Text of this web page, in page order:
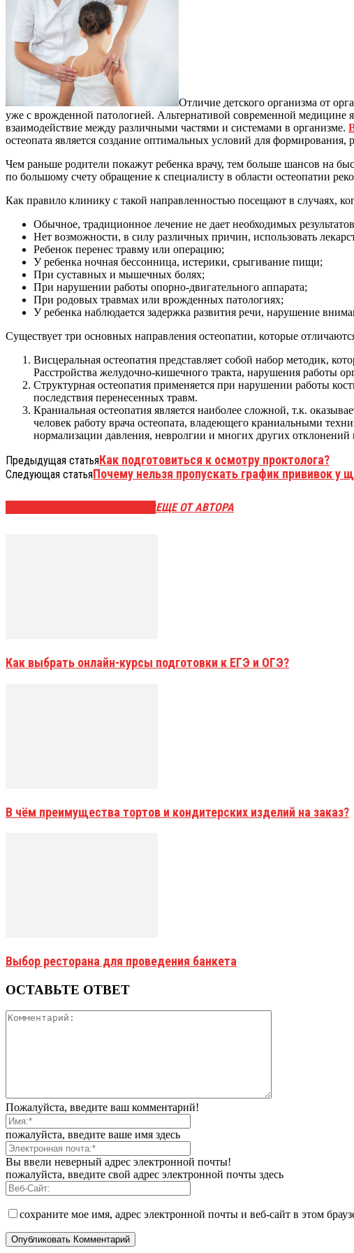
Отличие детского организма от
уже с врожденной патологией. Альтернативой современной медицине
взаимодействие между различными частями и системами в организме.
остеопата является создание оптимальных условий для формирования,
Чем раньше родители покажут ребенка врачу, тем больше шансов на
по большому счету обращение к специалисту в области остеопатии
Как правило клинику с такой направленностью посещают в случаях,
Обычное, традиционное лечение не дает необходимых
Нет возможности, в силу различных причин, использовать
Ребенок перенес травму или операцию;
У ребенка ночная бессонница, истерики, срыгивание пищи;
При суставных и мышечных болях;
При нарушении работы опорно-двигательного аппарата;
При родовых травмах или врожденных патологиях;
У ребенка наблюдается задержка развития речи, нарушение
Существует три основных направления остеопатии, которые
Висцеральная остеопатия представляет собой набор методик,
Расстройства желудочно-кишечного тракта, нарушения работы
Структурная остеопатия применяется при нарушении работы
последствия перенесенных травм.
Краниальная остеопатия является наиболее сложной, т.к.
человек работу врача остеопата, владеющего краниальными
нормализации давления, невролгии и многих других отклонений
Предыдущая статьяКак подготовиться к осмотру проктолога?
Следующая статьяПочему нельзя пропускать график прививок у
ЕЩЕ ОТ АВТОРА
Как выбрать онлайн-курсы подготовки к ЕГЭ и ОГЭ?
В чём преимущества тортов и кондитерских изделий на заказ?
Выбор ресторана для проведения банкета
ОСТАВЬТЕ ОТВЕТ
Пожалуйста, введите ваш комментарий!
пожалуйста, введите ваше имя здесь
Вы ввели неверный адрес электронной почты!
пожалуйста, введите свой адрес электронной почты здесь
сохраните мое имя, адрес электронной почты и веб-сайт в этом